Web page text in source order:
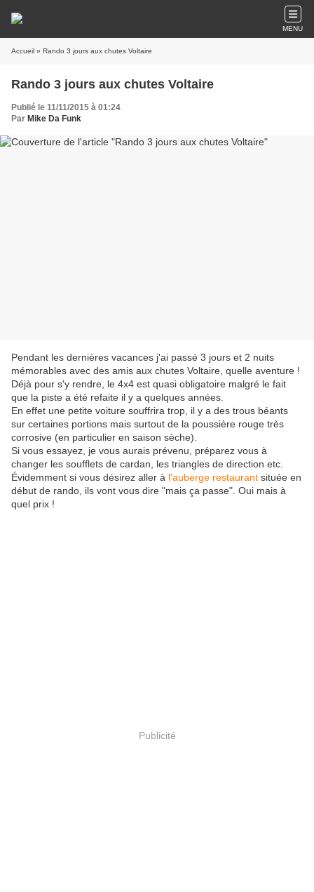
MENU
Accueil » Rando 3 jours aux chutes Voltaire
Rando 3 jours aux chutes Voltaire
Publié le 11/11/2015 à 01:24
Par Mike Da Funk
Pendant les dernières vacances j'ai passé 3 jours et 2 nuits
mémorables avec des amis aux chutes Voltaire, quelle aventure !
Déjà pour s'y rendre, le 4x4 est quasi obligatoire malgré le fait
que la piste a été refaite il y a quelques années.
En effet une petite voiture souffrira trop, il y a des trous béants
sur certaines portions mais surtout de la poussière rouge très
corrosive (en particulier en saison sèche).
Si vous essayez, je vous aurais prévenu, préparez vous à
changer les soufflets de cardan, les triangles de direction etc.
Évidemment si vous désirez aller à l'auberge restaurant située en
début de rando, ils vont vous dire "mais ça passe". Oui mais à
quel prix !
Publicité